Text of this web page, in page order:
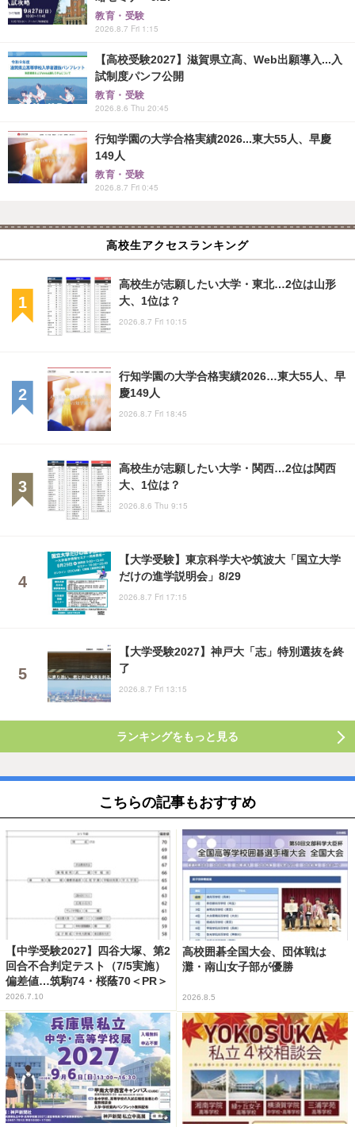
教育・受験
2026.8.7 Fri 1:15
【高校受験2027】滋賀県立高、Web出願導入...入
試制度パンフ公開
教育・受験
2026.8.6 Thu 20:45
行知学園の大学合格実績2026...東大55人、早慶
149人
教育・受験
2026.8.7 Fri 0:45
高校生アクセスランキング
高校生が志願したい大学・東北…2位は山形
大、1位は？
2026.8.7 Fri 10:15
行知学園の大学合格実績2026…東大55人、早
慶149人
2026.8.7 Fri 18:45
高校生が志願したい大学・関西…2位は関西
大、1位は？
2026.8.6 Thu 9:15
【大学受験】東京科学大や筑波大「国立大学
だけの進学説明会」8/29
2026.8.7 Fri 17:15
【大学受験2027】神戸大「志」特別選抜を終
了
2026.8.7 Fri 13:15
ランキングをもっと見る
こちらの記事もおすすめ
【中学受験2027】四谷大塚、第2
回合不合判定テスト（7/5実施）
偏差値…筑駒74・桜蔭70＜PR＞
2026.7.10
高校囲碁全国大会、団体戦は
灘・南山女子部が優勝
2026.8.5